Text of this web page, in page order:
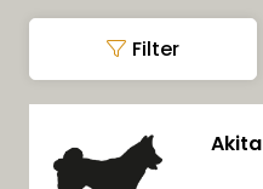
Filter
Akita